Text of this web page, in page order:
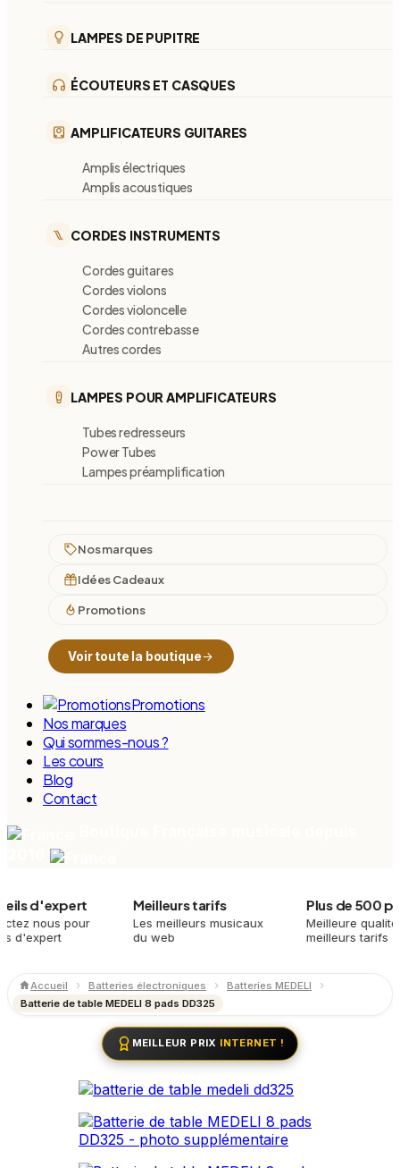
LAMPES DE PUPITRE
ÉCOUTEURS ET CASQUES
AMPLIFICATEURS GUITARES
Amplis électriques
Amplis acoustiques
CORDES INSTRUMENTS
Cordes guitares
Cordes violons
Cordes violoncelle
Cordes contrebasse
Autres cordes
LAMPES POUR AMPLIFICATEURS
Tubes redresseurs
Power Tubes
Lampes préamplification
Nos marques
Idées Cadeaux
Promotions
Voir toute la boutique
Promotions
Nos marques
Qui sommes-nous ?
Les cours
Blog
Contact
pour
Meilleurs tarifs
Les meilleurs musicaux
du web
Plus de 500
Meilleure qualité,
meilleurs tarifs
Accueil Batteries électroniques
Batteries MEDELI
Batterie de table MEDELI 8 pads DD325
MEILLEUR PRIX INTERNET !